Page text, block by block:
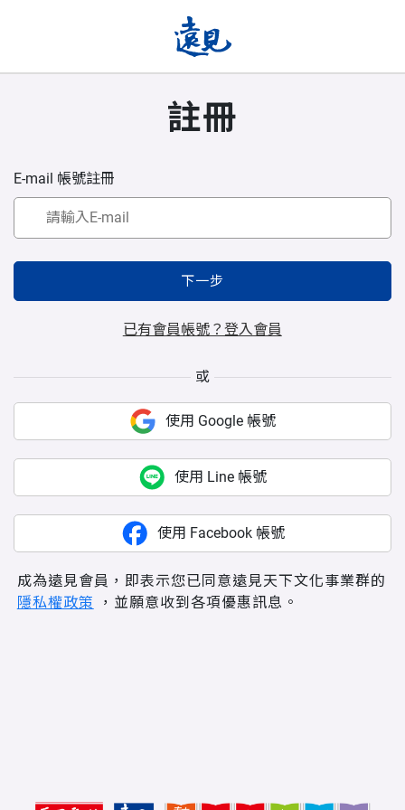
註冊
E-mail 帳號註冊
下一步
已有會員帳號？登入會員
或
使用 Google 帳號
使用 Line 帳號
使用 Facebook 帳號
成為遠見會員，即表示您已同意遠見天下文化事業群的
隱私權政策 ，並願意收到各項優惠訊息。